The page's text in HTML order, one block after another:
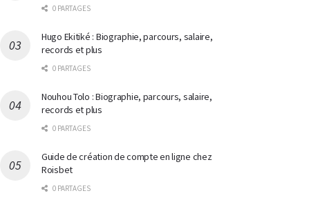
0 PARTAGES
Hugo Ekitiké : Biographie, parcours, salaire,
records et plus
0 PARTAGES
Nouhou Tolo : Biographie, parcours, salaire,
records et plus
0 PARTAGES
Guide de création de compte en ligne chez
Roisbet
0 PARTAGES